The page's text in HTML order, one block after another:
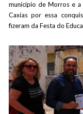
município de Morros e a
Caxias por essa
fizeram da Festa do